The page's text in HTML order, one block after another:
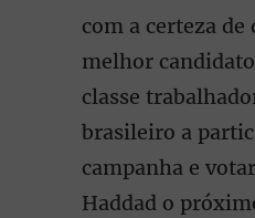
com a certeza de
melhor
classe
brasileiro a
campanha e
Haddad o